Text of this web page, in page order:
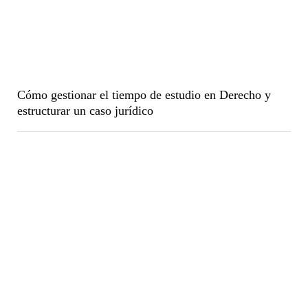
Cómo gestionar el tiempo de estudio en Derecho y
estructurar un caso jurídico